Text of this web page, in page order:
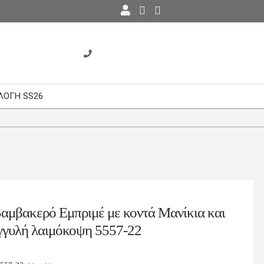
SS26
Εμπριμέ με κοντά Μανίκια και
λαιμόκοψη 5557-22